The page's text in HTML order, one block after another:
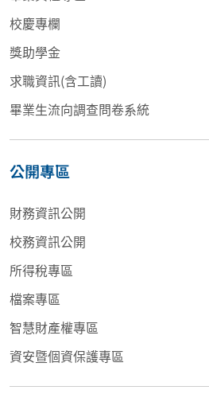
校慶專欄
獎助學金
求職資訊(含工讀)
畢業生流向調查問卷系統
公開專區
財務資訊公開
校務資訊公開
所得稅專區
檔案專區
智慧財產權專區
資安暨個資保護專區